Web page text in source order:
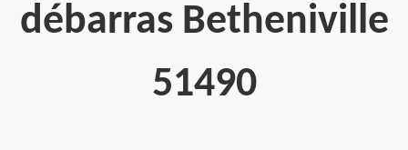
débarras Betheniville
51490